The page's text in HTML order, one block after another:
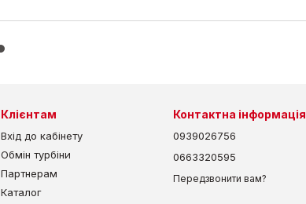
Клієнтам
Вхід до кабінету
Обмін турбіни
Партнерам
Каталог
Контактна інформація
0939026756
0663320595
Передзвонити вам?